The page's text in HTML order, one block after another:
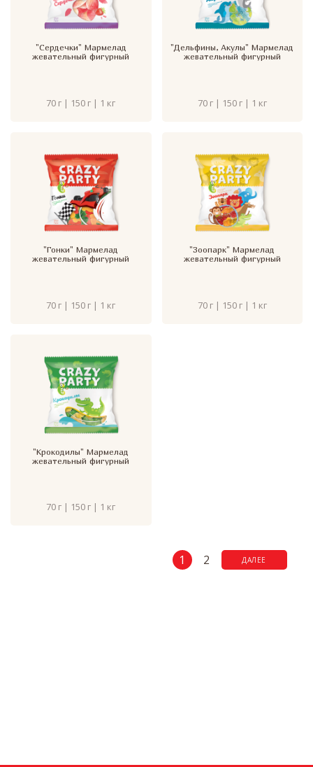
"Сердечки" Мармелад
жевательный фигурный
70 г | 150 г | 1 кг
"Дельфины, Акулы" Мармелад
жевательный фигурный
70 г | 150 г | 1 кг
"Гонки" Мармелад
жевательный фигурный
70 г | 150 г | 1 кг
"Зоопарк" Мармелад
жевательный фигурный
70 г | 150 г | 1 кг
"Крокодилы" Мармелад
жевательный фигурный
70 г | 150 г | 1 кг
1 2 ДАЛЕЕ